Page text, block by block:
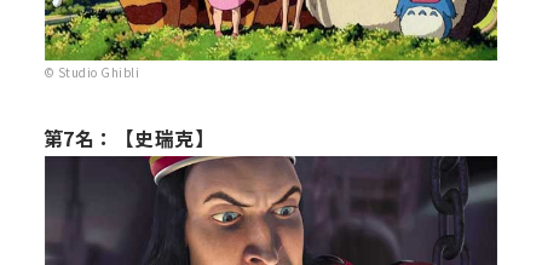
© Studio Ghibli
第7名：【史瑞克】